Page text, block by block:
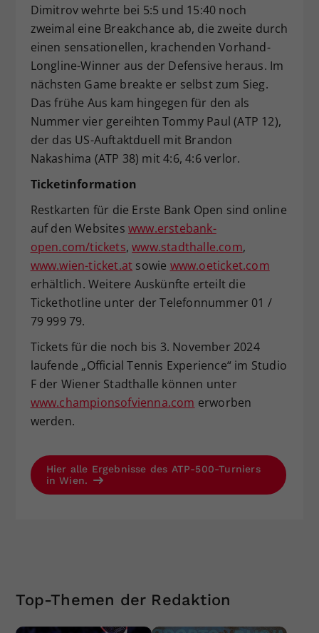
Dimitrov wehrte bei 5:5 und 15:40 noch
zweimal eine Breakchance ab, die zweite durch
einen sensationellen, krachenden Vorhand-
Longline-Winner aus der Defensive heraus. Im
nächsten Game breakte er selbst zum Sieg.
Das frühe Aus kam hingegen für den als
Nummer vier gereihten Tommy Paul (ATP 12),
der das US-Auftaktduell mit Brandon
Nakashima (ATP 38) mit 4:6, 4:6 verlor.
Ticketinformation
Restkarten für die Erste Bank Open sind online
auf den Websites www.erstebank-
open.com/tickets,www.stadthalle.com,
www.wien-ticket.at sowie www.oeticket.com
erhältlich. Weitere Auskünfte erteilt die
Tickethotline unter der Telefonnummer 01 /
79 999 79.
Tickets für die noch bis 3. November 2024
laufende „Official Tennis Experience“ im Studio
F der Wiener Stadthalle können unter
www.championsofvienna.com erworben
werden.
Hier alle Ergebnisse des ATP-500-Turniers
in Wien.
Top-Themen der Redaktion